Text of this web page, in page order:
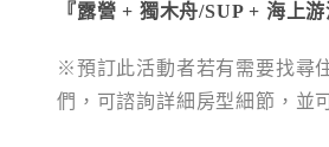
『露營 + 獨木舟/SUP + 海上游
※預訂此活動者若有需要找尋
們，可諮詢詳細房型細節，並